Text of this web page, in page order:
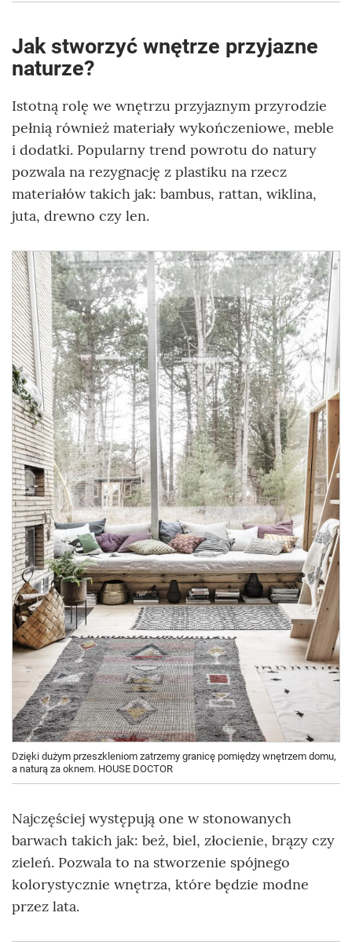
Jak stworzyć wnętrze przyjazne
naturze?
Istotną rolę we wnętrzu przyjaznym przyrodzie
pełnią również materiały wykończeniowe, meble
i dodatki. Popularny trend powrotu do natury
pozwala na rezygnację z plastiku na rzecz
materiałów takich jak: bambus, rattan, wiklina,
juta, drewno czy len.
Dzięki dużym przeszkleniom zatrzemy granicę pomiędzy wnętrzem domu,
a naturą za oknem. HOUSE DOCTOR
Najczęściej występują one w stonowanych
barwach takich jak: beż, biel, złocienie, brązy czy
zieleń. Pozwala to na stworzenie spójnego
kolorystycznie wnętrza, które będzie modne
przez lata.